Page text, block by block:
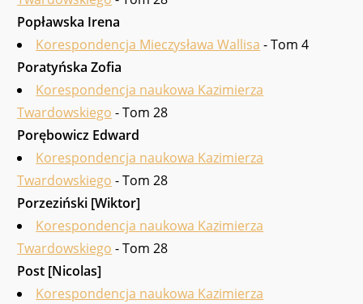
Popławska Irena
Korespondencja Mieczysława Wallisa - Tom 4
Poratyńska Zofia
Korespondencja naukowa Kazimierza
Twardowskiego - Tom 28
Porębowicz Edward
Korespondencja naukowa Kazimierza
Twardowskiego - Tom 28
Porzeziński [Wiktor]
Korespondencja naukowa Kazimierza
Twardowskiego - Tom 28
Post [Nicolas]
Korespondencja naukowa Kazimierza